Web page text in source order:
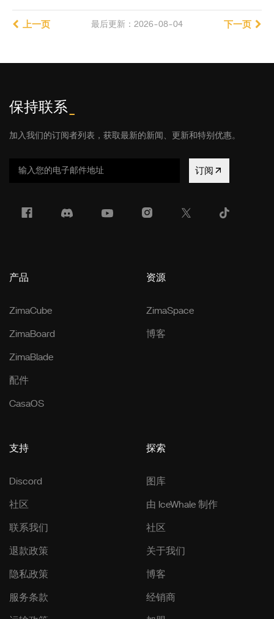
最后更新：2026-08-04
上一页 下一页
保持联系
加入我们的订阅者列表，获取最新的新闻、更新和特别优惠。
订阅
产品
ZimaCube
ZimaBoard
ZimaBlade
配件
CasaOS
资源
ZimaSpace
博客
支持
Discord
社区
联系我们
退款政策
隐私政策
服务条款
探索
图库
由 IceWhale 制作
社区
关于我们
博客
经销商